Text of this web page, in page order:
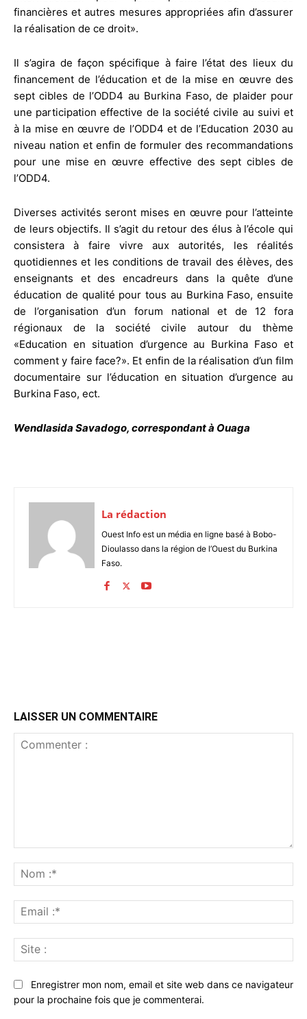
financières et autres mesures appropriées afin d’assurer
la réalisation de ce droit».
Il s’agira de façon spécifique à faire l’état des lieux du
financement de l’éducation et de la mise en œuvre des
sept cibles de l’ODD4 au Burkina Faso, de plaider pour
une participation effective de la société civile au suivi et
à la mise en œuvre de l’ODD4 et de l’Education 2030 au
niveau nation et enfin de formuler des recommandations
pour une mise en œuvre effective des sept cibles de
l’ODD4.
Diverses activités seront mises en œuvre pour l’atteinte
de leurs objectifs. Il s’agit du retour des élus à l’école qui
consistera à faire vivre aux autorités, les réalités
quotidiennes et les conditions de travail des élèves, des
enseignants et des encadreurs dans la quête d’une
éducation de qualité pour tous au Burkina Faso, ensuite
de l’organisation d’un forum national et de 12 fora
régionaux de la société civile autour du thème
«Education en situation d’urgence au Burkina Faso et
comment y faire face?». Et enfin de la réalisation d’un film
documentaire sur l’éducation en situation d’urgence au
Burkina Faso, ect.
Wendlasida Savadogo, correspondant à Ouaga
La rédaction
Ouest Info est un média en ligne basé à Bobo-
Dioulasso dans la région de l’Ouest du Burkina
Faso.
LAISSER UN COMMENTAIRE
:*
:*
:
Enregistrer mon nom, email et site web dans ce navigateur
pour la prochaine fois que je commenterai.